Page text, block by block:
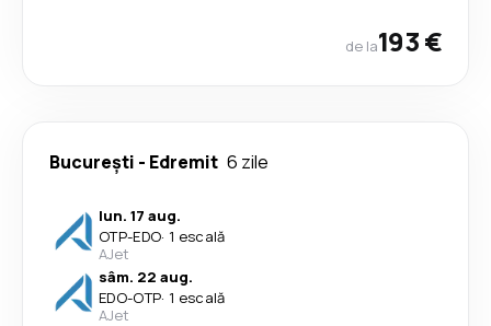
de la193 €
București - Edremit 6 zile
lun. 17 aug.
OTP-EDO· 1 escală
AJet
sâm. 22 aug.
EDO-OTP· 1 escală
AJet